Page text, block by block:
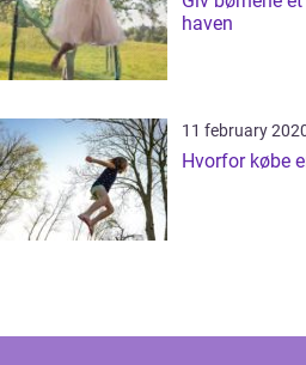
haven
11 february
Hvorfor købe